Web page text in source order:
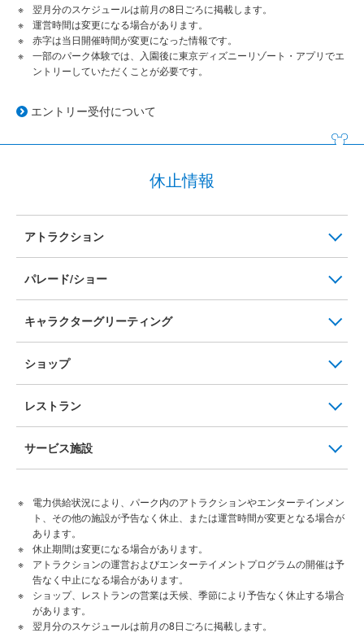
翌月分のスケジュールは前月の8日ごろに掲載します。
運営時間は変更になる場合があります。
赤字は当日開催時間が変更になった情報です。
一部のパーク体験では、入園後に東京ディズニーリゾート・アプリでエ
ントリーしていただくことが必要です。
エントリー受付について
休止情報
アトラクション
パレード/ショー
キャラクターグリーティング
ショップ
レストラン
サービス施設
電力供給状況により、パーク内のアトラクションやエンターテインメン
ト、その他の施設が予告なく休止、または運営時間が変更となる場合が
あります。
休止期間は変更になる場合があります。
アトラクションの運営およびエンターテイメントプログラムの開催は予
告なく中止になる場合があります。
ショップ、レストランの営業は天候、季節により予告なく休止する場合
があります。
翌月分のスケジュールは前月の8日ごろに掲載します。